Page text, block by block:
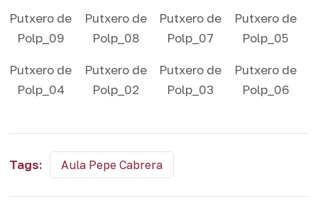
Putxero de
Polp_09
Putxero de
Polp_08
Putxero de
Polp_07
Putxero de
Polp_05
Putxero de
Polp_04
Putxero de
Polp_02
Putxero de
Polp_03
Putxero de
Polp_06
Tags: Aula Pepe Cabrera